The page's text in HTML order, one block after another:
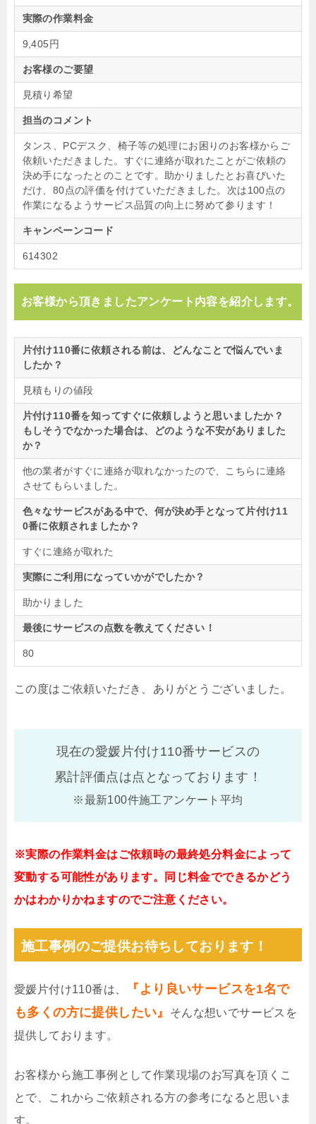
実際の作業料金
9,405円
お客様のご要望
見積り希望
担当のコメント
タンス、PCデスク、椅子等の処理にお困りのお客様からご
依頼いただきました。すぐに連絡が取れたことがご依頼の
決め手になったとのことです。助かりましたとお喜びいた
だけ、80点の評価を付けていただきました。次は100点の
作業になるようサービス品質の向上に努めて参ります！
キャンペーンコード
614302
お客様から頂きましたアンケート内容を紹介します。
片付け110番に依頼される前は、どんなことで悩んでいま
したか？
見積もりの値段
片付け110番を知ってすぐに依頼しようと思いましたか？
もしそうでなかった場合は、どのような不安がありました
か？
他の業者がすぐに連絡が取れなかったので、こちらに連絡
させてもらいました。
色々なサービスがある中で、何が決め手となって片付け11
0番に依頼されましたか？
すぐに連絡が取れた
実際にご利用になっていかがでしたか？
助かりました
最後にサービスの点数を教えてください！
80
この度はご依頼いただき、ありがとうございました。
現在の愛媛片付け110番サービスの
累計評価点は点となっております！
※最新100件施工アンケート平均
※実際の作業料金はご依頼時の最終処分料金によって
変動する可能性があります。同じ料金でできるかどう
かはわかりかねますのでご注意ください。
施工事例のご提供お待ちしております！
愛媛片付け110番は、
『より良いサービスを1名で
も多くの方に提供したい』
そんな想いでサービスを
提供しております。
お客様から施工事例として作業現場のお写真を頂くこ
とで、これからご依頼される方の参考になると思いま
す。